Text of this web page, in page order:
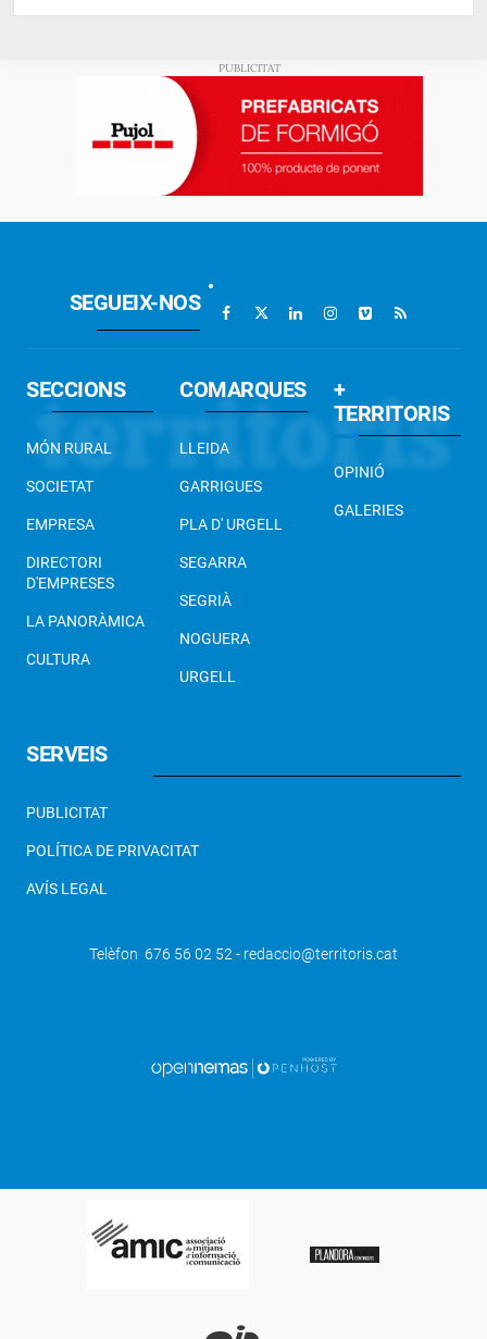
L'empresa Servisimó fa una donació de
SEGUEIX-NOS
SECCIONS
MÓN RURAL
SOCIETAT
EMPRESA
DIRECTORI
D'EMPRESES
LA PANORÀMICA
CULTURA
COMARQUES
LLEIDA
GARRIGUES
PLA D' URGELL
SEGARRA
SEGRIÀ
NOGUERA
URGELL
+
TERRITORIS
OPINIÓ
GALERIES
SERVEIS
PUBLICITAT
POLÍTICA DE PRIVACITAT
AVÍS LEGAL
Telèfon 676 56 02 52 - redaccio@territoris.cat